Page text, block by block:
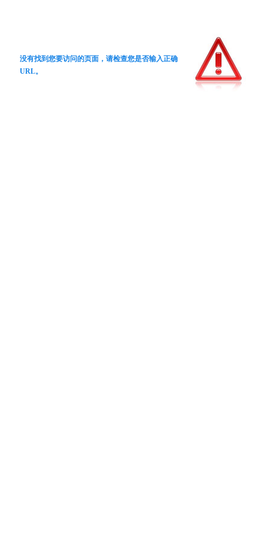
没有找到您要访问的页面，请检查您是否输入正确
URL。